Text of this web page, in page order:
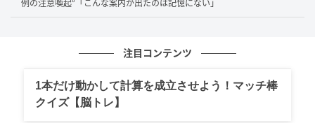
エンブレム中央の八咫烏モチーフ
胸のエンブレムのモチーフ・八咫烏の黒目部分のピッ
あるとされます。赤いラインが羽の部分にまでかかる
など、全体のデザインバランスに違和感が出るケース
例の注意喚起”「こんな案内が出たのは記憶にない」
注目コンテンツ
1本だけ動かして計算を成立させよう！マッチ棒
クイズ【脳トレ】